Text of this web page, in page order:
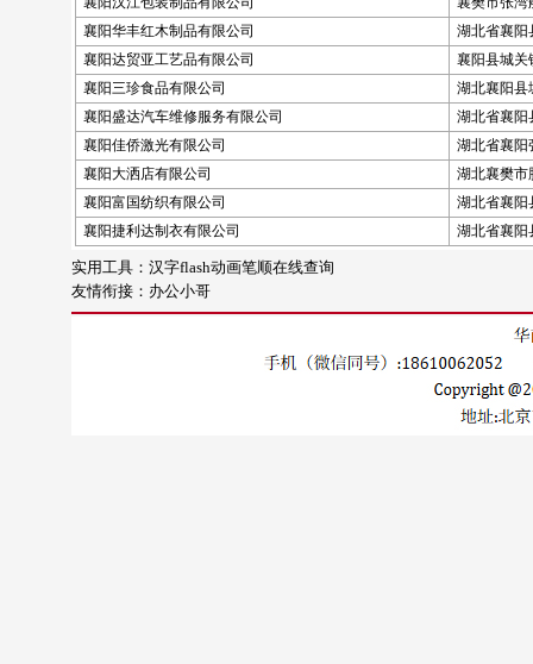
襄阳华丰红木制品有限公司
湖北省襄阳
襄阳达贸亚工艺品有限公司
襄阳县城关
襄阳三珍食品有限公司
湖北襄阳县
襄阳盛达汽车维修服务有限公司
湖北省襄阳
襄阳佳侨激光有限公司
湖北省襄阳
襄阳大洒店有限公司
湖北襄樊市
襄阳富国纺织有限公司
湖北省襄阳
襄阳捷利达制衣有限公司
湖北省襄阳
实用工具： 汉字flash动画笔顺在线查询
友情衔接： 办公小哥